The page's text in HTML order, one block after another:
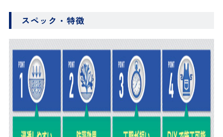
スペック・特徴